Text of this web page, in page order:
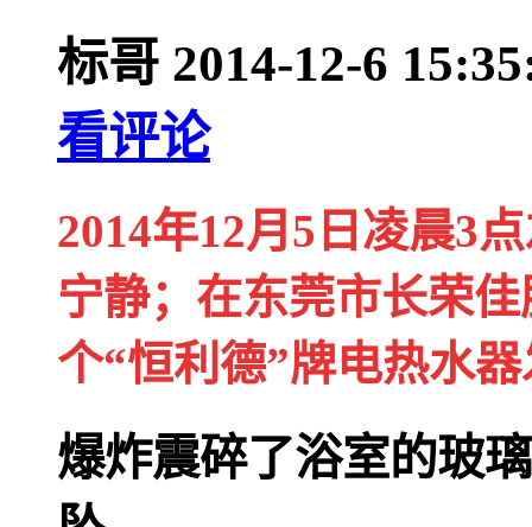
标哥 2014-12-6
看评论
2014年12月5日凌晨3
宁静；在东莞市长荣
个“恒利德”牌电热水
爆炸震碎了浴室的玻